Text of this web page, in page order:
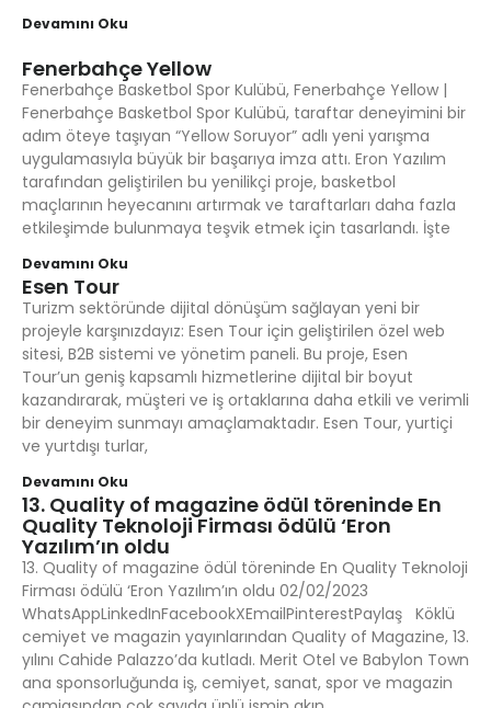
Devamını Oku
Fenerbahçe Yellow
Fenerbahçe Basketbol Spor Kulübü, Fenerbahçe Yellow |
Fenerbahçe Basketbol Spor Kulübü, taraftar deneyimini bir
adım öteye taşıyan “Yellow Soruyor” adlı yeni yarışma
uygulamasıyla büyük bir başarıya imza attı. Eron Yazılım
tarafından geliştirilen bu yenilikçi proje, basketbol
maçlarının heyecanını artırmak ve taraftarları daha fazla
etkileşimde bulunmaya teşvik etmek için tasarlandı. İşte
Devamını Oku
Esen Tour
Turizm sektöründe dijital dönüşüm sağlayan yeni bir
projeyle karşınızdayız: Esen Tour için geliştirilen özel web
sitesi, B2B sistemi ve yönetim paneli. Bu proje, Esen
Tour’un geniş kapsamlı hizmetlerine dijital bir boyut
kazandırarak, müşteri ve iş ortaklarına daha etkili ve verimli
bir deneyim sunmayı amaçlamaktadır. Esen Tour, yurtiçi
ve yurtdışı turlar,
Devamını Oku
13. Quality of magazine ödül töreninde En
Quality Teknoloji Firması ödülü ‘Eron
Yazılım’ın oldu
13. Quality of magazine ödül töreninde En Quality Teknoloji
Firması ödülü ‘Eron Yazılım’ın oldu 02/02/2023
WhatsAppLinkedInFacebookXEmailPinterestPaylaş Köklü
cemiyet ve magazin yayınlarından Quality of Magazine, 13.
yılını Cahide Palazzo’da kutladı. Merit Otel ve Babylon Town
ana sponsorluğunda iş, cemiyet, sanat, spor ve magazin